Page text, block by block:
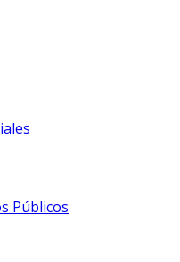
Públicos